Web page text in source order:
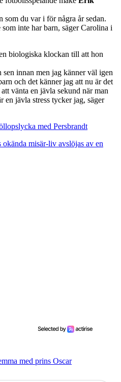
som du var i för några år sedan.
inte har barn, säger Carolina i
biologiska klockan till att hon
sen innan men jag känner väl igen
och det känner jag att nu är det
vänta en jävla sekund när man
en jävla stress tycker jag, säger
med Persbrandt
okända misär-liv avslöjas av en
med prins Oscar